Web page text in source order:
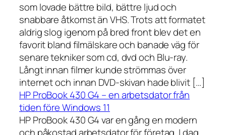
som lovade bättre bild, bättre ljud och
snabbare åtkomst än VHS. Trots att formatet
aldrig slog igenom på bred front blev det en
favorit bland filmälskare och banade väg för
senare tekniker som cd, dvd och Blu-ray.
Långt innan filmer kunde strömmas över
internet och innan DVD-skivan hade blivit […]
HP ProBook 430 G4 – en arbetsdator från
tiden före Windows 11
HP ProBook 430 G4 var en gång en modern